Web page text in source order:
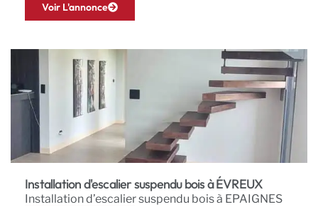
Voir L'annonce
Installation d'escalier suspendu bois à ÉVREUX
Installation d’escalier suspendu bois à EPAIGNES